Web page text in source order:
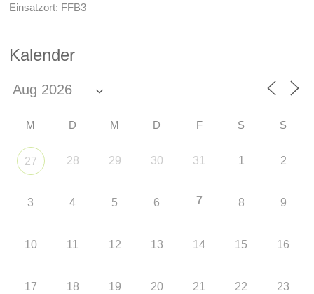
Einsatzort: FFB3
Kalender
M D M D F S S
27 28 29 30 31 1 2
3 4 5 6 7 8 9
10 11 12 13 14 15 16
17 18 19 20 21 22 23